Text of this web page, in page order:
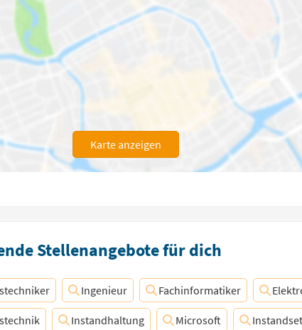
Karte anzeigen
Stellenangebote für dich
Ingenieur Fachinformatiker
Instandhaltung Microsoft